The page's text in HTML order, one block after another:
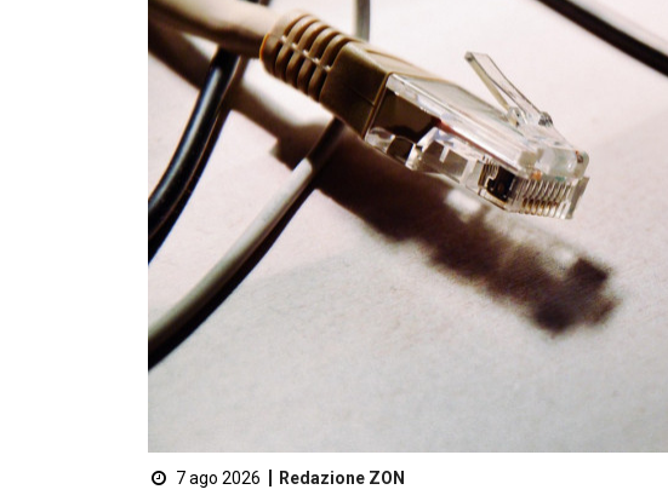
7 ago 2026 Redazione ZON